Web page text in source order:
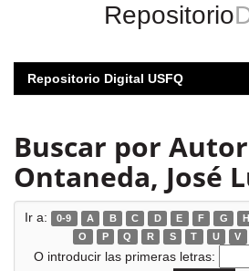
Repositorio
Repositorio Digital USFQ
Buscar por
Ontaneda, José
Ir a: 0-9 A B C D E F G H
O
P Q R S T U V
O introducir las primeras letras: